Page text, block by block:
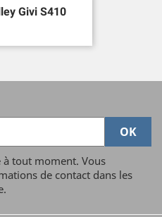
Givi S410
à tout moment. Vous
de contact dans les